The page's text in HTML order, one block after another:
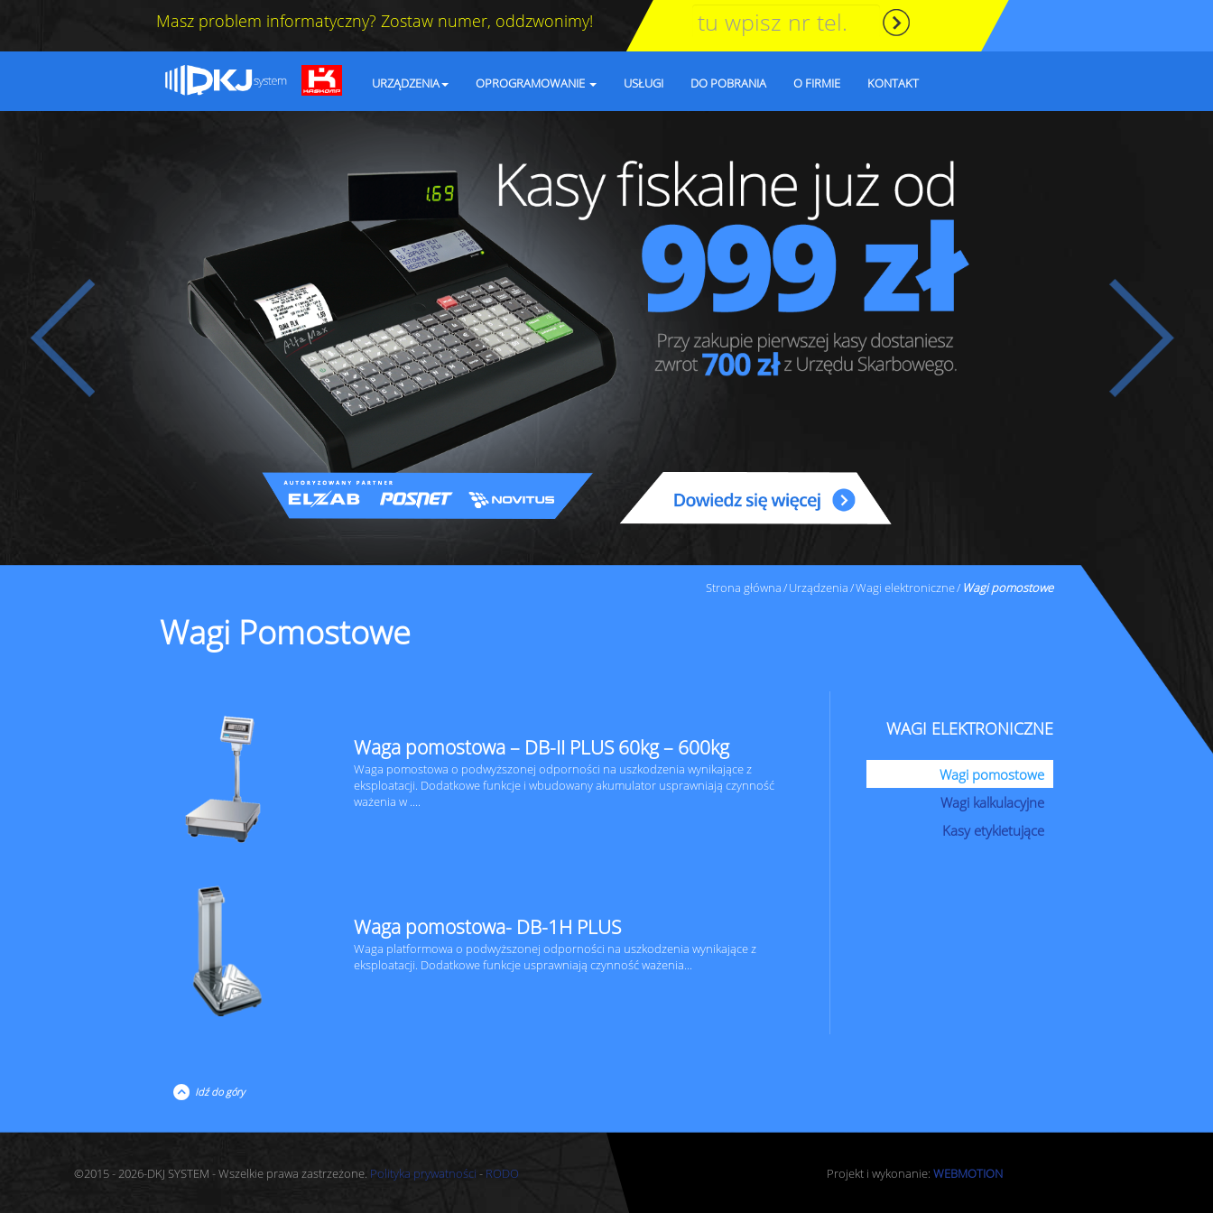
Masz problem informatyczny? Zostaw numer, oddzwonimy!
URZĄDZENIA OPROGRAMOWANIE USŁUGI DO POBRANIA O FIRMIE KONTAKT
Strona główna Urządzenia Wagi elektroniczne Wagi pomostowe
Wagi Pomostowe
Waga pomostowa – DB-II PLUS 60kg – 600kg
Waga pomostowa o podwyższonej odporności na uszkodzenia wynikające z
eksploatacji. Dodatkowe funkcje i wbudowany akumulator usprawniają czynność
ważenia w ....
Waga pomostowa- DB-1H PLUS
Waga platformowa o podwyższonej odporności na uszkodzenia wynikające z
eksploatacji. Dodatkowe funkcje usprawniają czynność ważenia...
WAGI ELEKTRONICZNE
Wagi pomostowe
Wagi kalkulacyjne
Kasy etykietujące
Idź do góry
©2015 - 2026-DKJ SYSTEM - Wszelkie prawa zastrzeżone. Polityka prywatności - RODO Projekt i wykonanie: WEBMOTION